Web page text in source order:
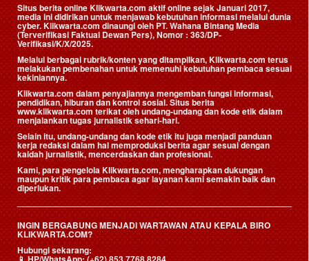
Situs berita online Klikwarta.com aktif online sejak Januari 2017,
media ini didirikan untuk menjawab kebutuhan informasi melalui dunia
cyber. Klikwarta.com dinaungi oleh PT. Wahana Bintang Media
(Terverifikasi Faktual Dewan Pers), Nomor : 363/DP-
Verifikasi/K/X/2025.
Melalui berbagai rubrik/konten yang ditampilkan, Klikwarta.com terus
melakukan pembenahan untuk memenuhi kebutuhan pembaca sesuai
kekiniannya.
Klikwarta.com dalam penyajiannya mengemban fungsi informasi,
pendidikan, hiburan dan kontrol sosial. Situs berita
www.klikwarta.com terikat oleh undang-undang dan kode etik dalam
menjalankan tugas jurnalistik sehari-hari.
Selain itu, undang-undang dan kode etik itu juga menjadi panduan
kerja redaksi dalam hal memproduksi berita agar sesuai dengan
kaidah jurnalistik, mencerdaskan dan profesional.
Kami, para pengelola Klikwarta.com, mengharapkan dukungan
maupun kritik para pembaca agar layanan kami semakin baik dan
diperlukan.
INGIN BERGABUNG MENJADI WARTAWAN ATAU KEPALA BIRO
KLIKWARTA.COM?
Hubungi sekarang: